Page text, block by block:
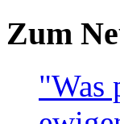
Zum
"Was